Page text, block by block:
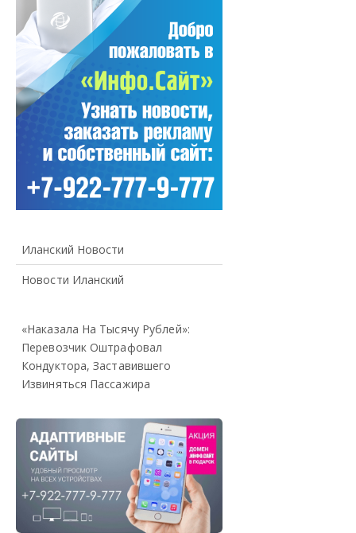
Иланский Новости
Новости Иланский
«Наказала На Тысячу Рублей»:
Перевозчик Оштрафовал
Кондуктора, Заставившего
Извиняться Пассажира